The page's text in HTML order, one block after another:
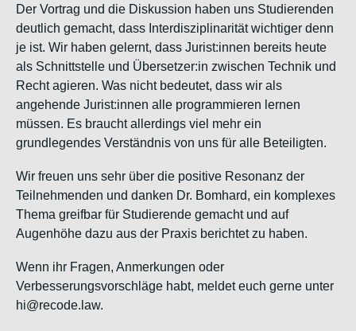
Der Vortrag und die Diskussion haben uns Studierenden
deutlich gemacht, dass Interdisziplinarität wichtiger denn
je ist. Wir haben gelernt, dass Jurist:innen bereits heute
als Schnittstelle und Übersetzer:in zwischen Technik und
Recht agieren. Was nicht bedeutet, dass wir als
angehende Jurist:innen alle programmieren lernen
müssen. Es braucht allerdings viel mehr ein
grundlegendes Verständnis von uns für alle Beteiligten.
Wir freuen uns sehr über die positive Resonanz der
Teilnehmenden und danken Dr. Bomhard, ein komplexes
Thema greifbar für Studierende gemacht und auf
Augenhöhe dazu aus der Praxis berichtet zu haben.
Wenn ihr Fragen, Anmerkungen oder
Verbesserungsvorschläge habt, meldet euch gerne unter
hi@recode.law.